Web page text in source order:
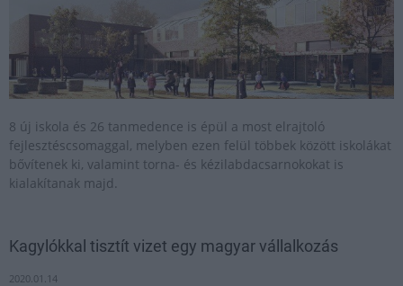
8 új iskola és 26 tanmedence is épül a most elrajtoló
fejlesztéscsomaggal, melyben ezen felül többek között iskolákat
bővítenek ki, valamint torna- és kézilabdacsarnokokat is
kialakítanak majd.
Kagylókkal tisztít vizet egy magyar vállalkozás
2020.01.14